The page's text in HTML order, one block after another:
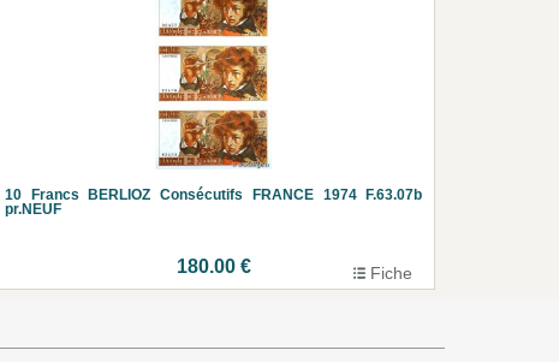
10 Francs BERLIOZ Consécutifs FRANCE 1974 F.63.07b
pr.NEUF
180.00 € Fiche